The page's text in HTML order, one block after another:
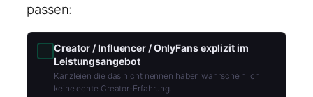
passen:
Creator / Influencer / OnlyFans explizit im
Leistungsangebot
Kanzleien die das nicht nennen haben wahrscheinlich
keine echte Creator-Erfahrung.